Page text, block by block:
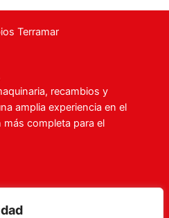
recambios y
amplia experiencia en el
completa para el